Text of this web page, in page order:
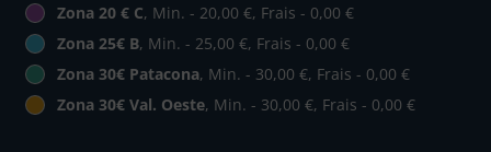
Zona 20 € C, Min. - 20,00 €, Frais - 0,00 €
Zona 25€ B, Min. - 25,00 €, Frais - 0,00 €
Zona 30€ Patacona, Min. - 30,00 €, Frais - 0,00 €
Zona 30€ Val. Oeste, Min. - 30,00 €, Frais - 0,00 €